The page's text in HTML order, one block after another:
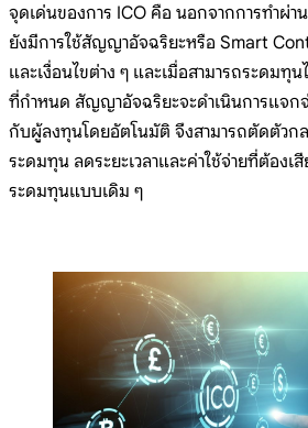
จุดเด่นของการ ICO คือ นอกจากการทำผ่า
ยังมีการใช้สัญญาอัจฉริยะหรือ Smart
และเงื่อนไขต่าง ๆ และเมื่อสามารถระดมทุน
ที่กำหนด สัญญาอัจฉริยะจะดำเนินการแจก
กับผู้ลงทุนโดยอัตโนมัติ จึงสามารถตัดตัวก
ระดมทุน ลดระยะเวลาและค่าใช้จ่ายที่ต้องเ
ระดมทุนแบบเดิม ๆ